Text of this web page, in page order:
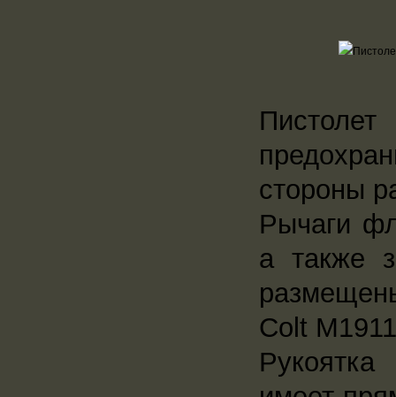
стороны
Рычаги
а также
Colt